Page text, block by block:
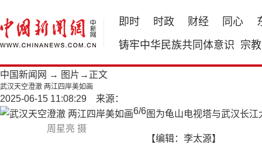
即时 时政 财经 同心
铸牢中华民族共同体意识 宗教
中国新闻网 → 图片 →正文
武汉天空澄澈 两江四岸美如画
2025-06-15 11:08:29 来源：
周星亮 摄
6/6图为龟山电视塔与武汉长
【编辑：李太源】